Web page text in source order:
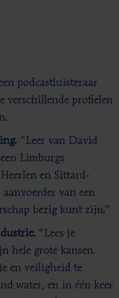
podcastluisteraar
verschillende profielen
“Leer van David
Limburgs
en Sittard-
van een
bezig kunt zijn.”
“Lees je
hele grote kansen.
en veiligheid te
water, en in één keer